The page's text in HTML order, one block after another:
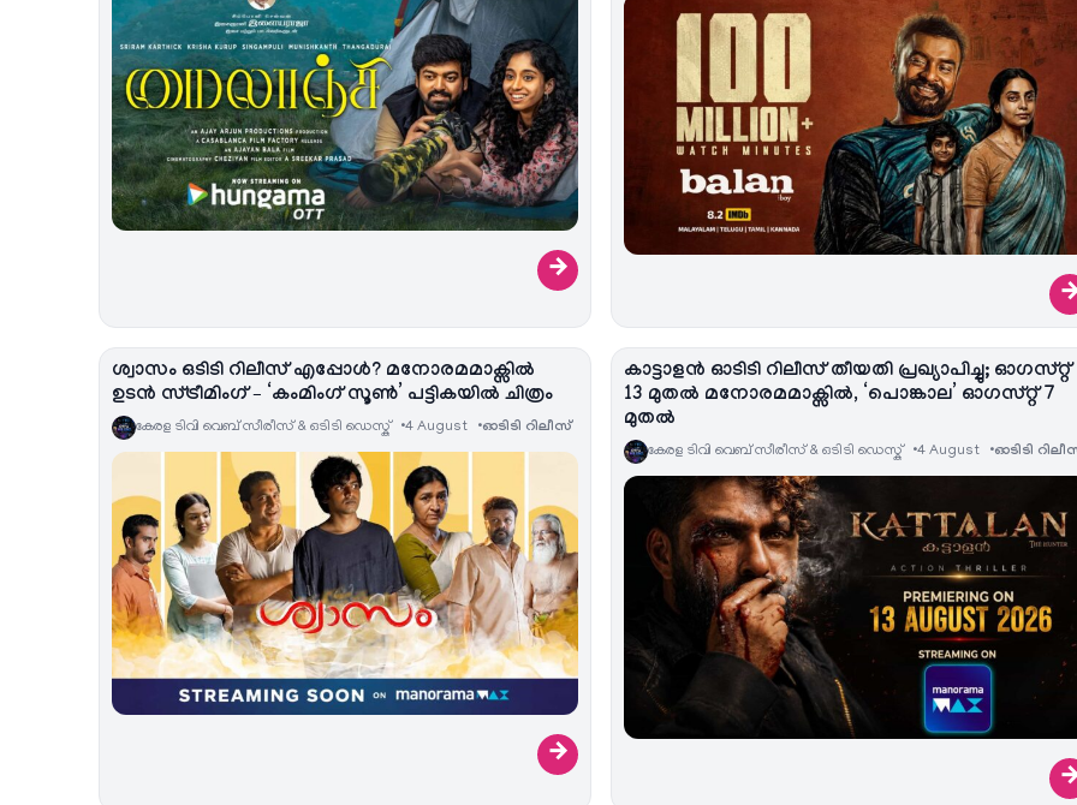
→
ശ്വാസം ഒടിടി റിലീസ് എപ്പോൾ? മനോരമമാക്സിൽ
ഉടൻ സ്ട്രീമിംഗ് – ‘കംമിംഗ് സൂൺ’ പട്ടികയിൽ ചിത്രം
കേരള ടിവി വെബ് സീരീസ് & ഒടിടി ഡെസ്ക് 4 August ഓടിടി റിലീസ്
→
കാട്ടാളൻ ഓടിടി റിലീസ് തീയതി പ്രഖ്യാപിച്ചു; ഓഗസ്റ്റ്
13 മുതൽ മനോരമമാക്സിൽ, ‘പൊങ്കാല’ ഓഗസ്റ്റ് 7
മുതൽ
കേരള ടിവി വെബ് സീരീസ് & ഒടിടി ഡെസ്ക് 4 August ഓടിടി